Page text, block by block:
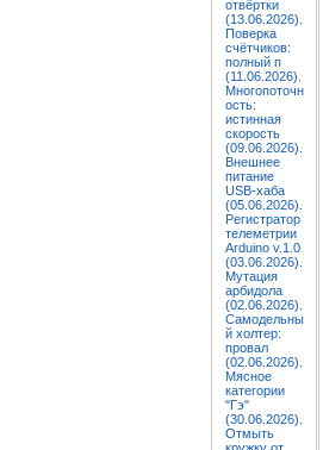
отвёртки
(13.06.2026).
Поверка
счётчиков:
полный п
(11.06.2026).
Многопоточн
ость:
истинная
скорость
(09.06.2026).
Внешнее
питание
USB-хаба
(05.06.2026).
Регистратор
телеметрии
Arduino v.1.0
(03.06.2026).
Мутация
арбидола
(02.06.2026).
Самодельны
й холтер:
провал
(02.06.2026).
Мясное
категории
"Гэ"
(30.06.2026).
Отмыть